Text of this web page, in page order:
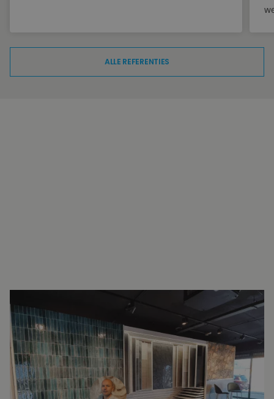
ALLE REFERENTIES
INTERESSE? NEEM VOOR MEER INFORMATIE
CONTACT OP.
Ron Vellekoop
Directeur